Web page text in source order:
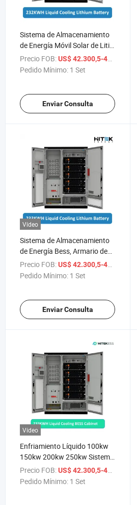
Sistema de Almacenamiento
de Energía Móvil Solar de Litio
Líquido Todo en Uno 233kwh
Gabinete de Intercambio de
Precio FOB:US$ 42.300,5-49.991,5
Pedido Mínimo: 1 Set
Enviar Consulta
Vídeo
Sistema de Almacenamiento
de Energía Bess, Armario de
Almacenamiento de Baterías
de Litio, Enfriamiento por Aire
232kwh 215kwh
Precio FOB:US$ 42.300,5-49.991,5
Pedido Mínimo: 1 Set
Enviar Consulta
Vídeo
Enfriamiento Líquido 100kw
150kw 200kw 250kw Sistema
Solar Híbrido 300kw 400kw
500kw Sistema de
Precio FOB:US$ 42.300,5-49.991,5
Pedido Mínimo: 1 Set